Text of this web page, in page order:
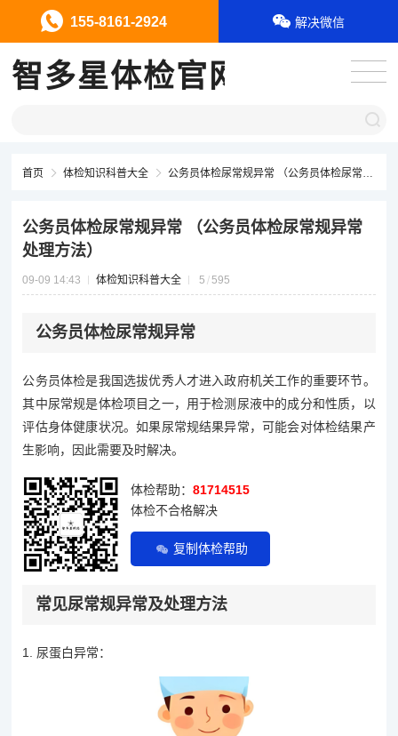
智多星体检官网
首页 体检知识科普大全 公务员体检尿常规异常 （公务员体检尿常规异常处理方法）
公务员体检尿常规异常 （公务员体检尿常规异常
处理方法）
09-09 14:43 体检知识科普大全 5 595
公务员体检尿常规异常
公务员体检是我国选拔优秀人才进入政府机关工作的重要环节。
其中尿常规是体检项目之一，用于检测尿液中的成分和性质，以
评估身体健康状况。如果尿常规结果异常，可能会对体检结果产
生影响，因此需要及时解决。
体检帮助：81714515
体检不合格解决
复制体检帮助
常见尿常规异常及处理方法
1. 尿蛋白异常：
155-8161-2924 解决微信